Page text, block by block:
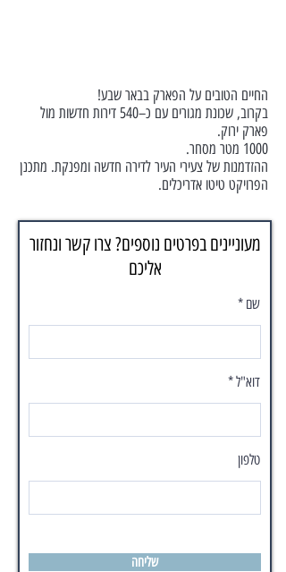
החיים הטובים על הפארק בבאר שבע!
בקרוב, שכונת מגורים עם כ–540 דירות חדשות מול
פארק ירוק.
1000 מטר מסחר.
ההזדמנות של צעירי העיר לדירה חדשה ומפנקת. מתכנן
הפרויקט טיטו אדריכלים.
מעוניינים בפרטים נוספים? צרו קשר ונחזור
אליכם
שם
דוא"ל
טלפון
שליחה